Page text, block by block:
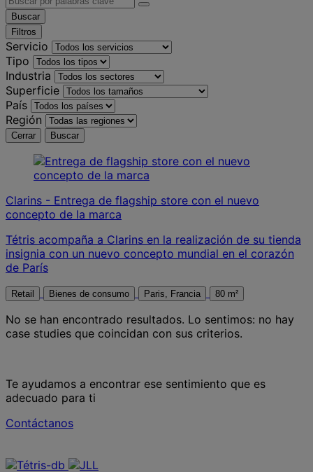
Buscar
Filtros
Servicio
Tipo
Industria
Superficie
País
Región
Cerrar Buscar
Clarins - Entrega de flagship store con el nuevo
concepto de la marca
Tétris acompaña a Clarins en la realización de su tienda
insignia con un nuevo concepto mundial en el corazón
de París
Retail Bienes de consumo Paris, Francia 80 m²
No se han encontrado resultados. Lo sentimos: no hay
case studies que coincidan con sus criterios.
Te ayudamos a encontrar ese sentimiento que es
adecuado para ti
Contáctanos